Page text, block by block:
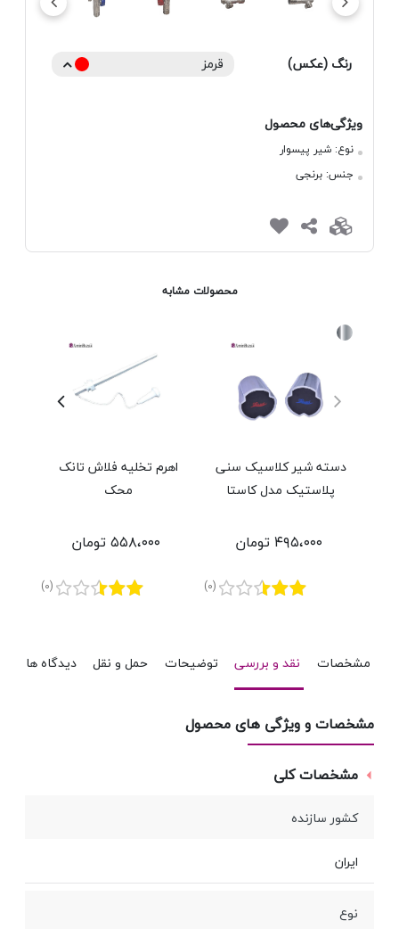
رنگ (عکس) قرمز
ویژگی‌های محصول
نوع:شیر پیسوار
جنس:برنجی
محصولات مشابه
دسته شیر کلاسیک سنی
پلاستیک مدل کاستا
۴۹۵،۰۰۰ تومان
(0)
اهرم تخلیه فلاش تانک
محک
۵۵۸،۰۰۰ تومان
(0)
مشخصات نقد و بررسی توضیحات حمل و نقل دیدگاه ها
مشخصات و ویژگی های محصول
مشخصات کلی
کشور سازنده
ایران
نوع